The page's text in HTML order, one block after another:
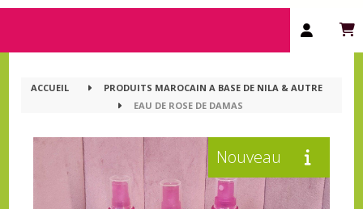
ACCUEIL
PRODUITS MAROCAIN A BASE DE NILA & AUTRE
EAU DE ROSE DE DAMAS